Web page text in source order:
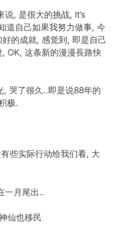
, 是很大的挑战, It’s
道自己如果我努力做事, 今
的成就, 感觉到, 即是自己
OK, 这条新的漫漫長路快
, 哭了很久..即是说88年的
极.
些实际行动给我们看, 大
一月尾出..
仙也移民